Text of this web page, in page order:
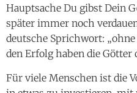
Hauptsache Du gibst Dein
später immer noch
deutsche Sprichwort:
den Erfolg haben die Götter
Für viele Menschen ist die